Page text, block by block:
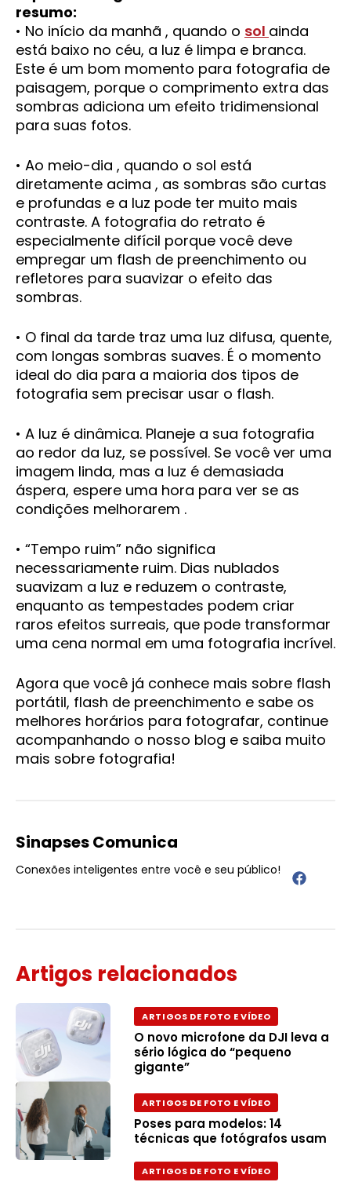
resumo:
• No início da manhã , quando o sol ainda
está baixo no céu, a luz é limpa e branca.
Este é um bom momento para fotografia de
paisagem, porque o comprimento extra das
sombras adiciona um efeito tridimensional
para suas fotos.
• Ao meio-dia , quando o sol está
diretamente acima , as sombras são curtas
e profundas e a luz pode ter muito mais
contraste. A fotografia do retrato é
especialmente difícil porque você deve
empregar um flash de preenchimento ou
refletores para suavizar o efeito das
sombras.
• O final da tarde traz uma luz difusa, quente,
com longas sombras suaves. É o momento
ideal do dia para a maioria dos tipos de
fotografia sem precisar usar o flash.
• A luz é dinâmica. Planeje a sua fotografia
ao redor da luz, se possível. Se você ver uma
imagem linda, mas a luz é demasiada
áspera, espere uma hora para ver se as
condições melhorarem .
• “Tempo ruim” não significa
necessariamente ruim. Dias nublados
suavizam a luz e reduzem o contraste,
enquanto as tempestades podem criar
raros efeitos surreais, que pode transformar
uma cena normal em uma fotografia incrível.
Agora que você já conhece mais sobre flash
portátil, flash de preenchimento e sabe os
melhores horários para fotografar, continue
acompanhando o nosso blog e saiba muito
mais sobre fotografia!
Sinapses Comunica
Conexões inteligentes entre você e seu público!
Artigos relacionados
ARTIGOS DE FOTO E VÍDEO
O novo microfone da DJI leva a
sério lógica do “pequeno
gigante”
ARTIGOS DE FOTO E VÍDEO
Poses para modelos: 14
técnicas que fotógrafos usam
ARTIGOS DE FOTO E VÍDEO